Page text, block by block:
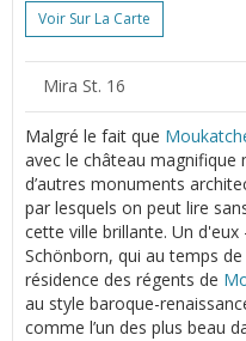
Voir Sur La Carte
Mira St. 16
Malgré le fait que
avec le château magnifique
d’autres monuments
par lesquels on peut lire
cette ville brillante. Un
Schönborn, qui au temps
résidence des régents de
au style baroque-
comme l’un des plus beau